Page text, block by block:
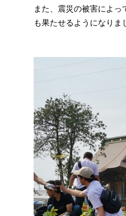
また、震災の被害によ
も果たせるようになりま